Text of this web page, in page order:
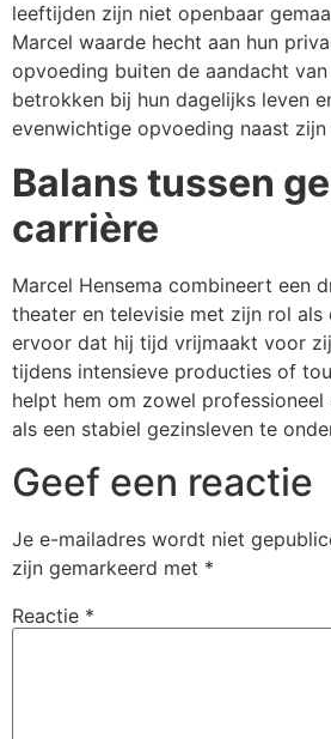
leeftijden zijn niet openbaar
Marcel waarde hecht aan hun
opvoeding buiten de aandacht
betrokken bij hun dagelijks leven
evenwichtige opvoeding naast zijn
Balans tussen
carrière
Marcel Hensema combineert een
theater en televisie met zijn rol als
ervoor dat hij tijd vrijmaakt voor
tijdens intensieve producties of
helpt hem om zowel
als een stabiel gezinsleven te
Geef een reactie
Je e-mailadres wordt niet
zijn gemarkeerd met *
Reactie *